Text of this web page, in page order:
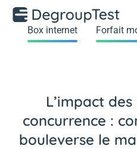
Box internet Forfait
L’impact
concurrence :
bouleverse le